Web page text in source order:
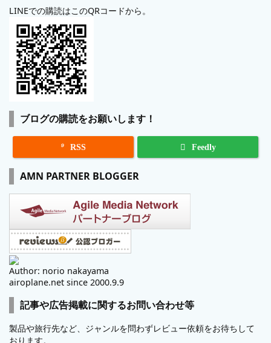
LINEでの購読はこのQRコードから。
ブログの購読をお願いします！
 RSS Feedly
AMN PARTNER BLOGGER
Author: norio nakayama
airoplane.net since 2000.9.9
記事や広告掲載に関するお問い合わせ等
製品や旅行先など、ジャンルを問わずレビュー依頼をお待ちして
おります。